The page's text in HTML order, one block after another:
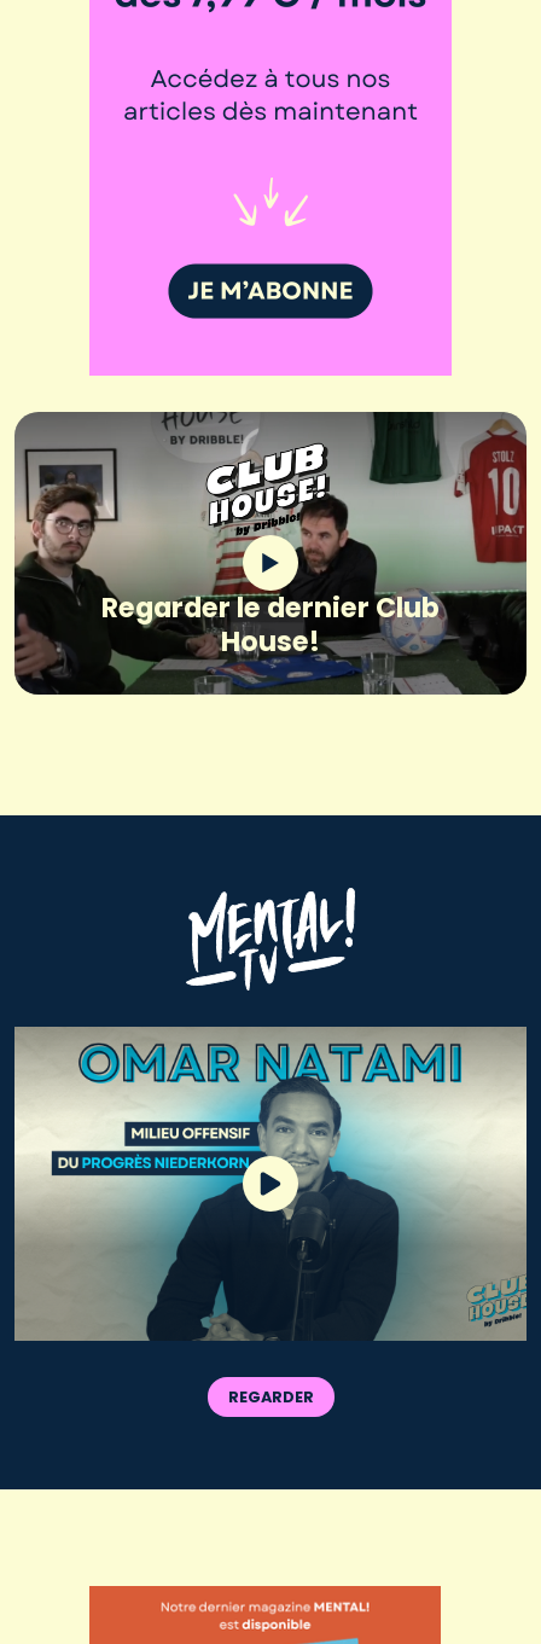
Regarder le dernier Club
House!
REGARDER